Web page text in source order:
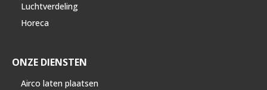
Luchtverdeling
Horeca
ONZE DIENSTEN
Airco laten plaatsen